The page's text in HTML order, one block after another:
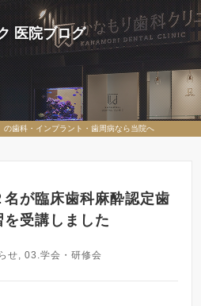
医院ブログ
歯科・インプラント・歯周病なら当院へ
が臨床歯科麻酔認定歯
受講しました
せ, 03.学会・研修会